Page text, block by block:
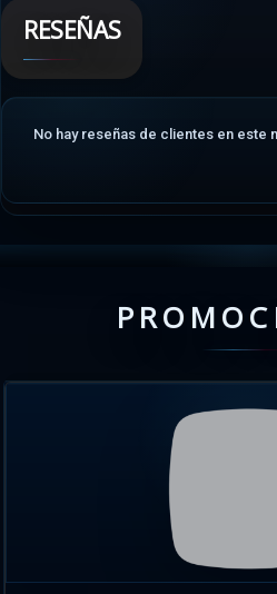
RESEÑAS
No hay reseñas de clientes en este